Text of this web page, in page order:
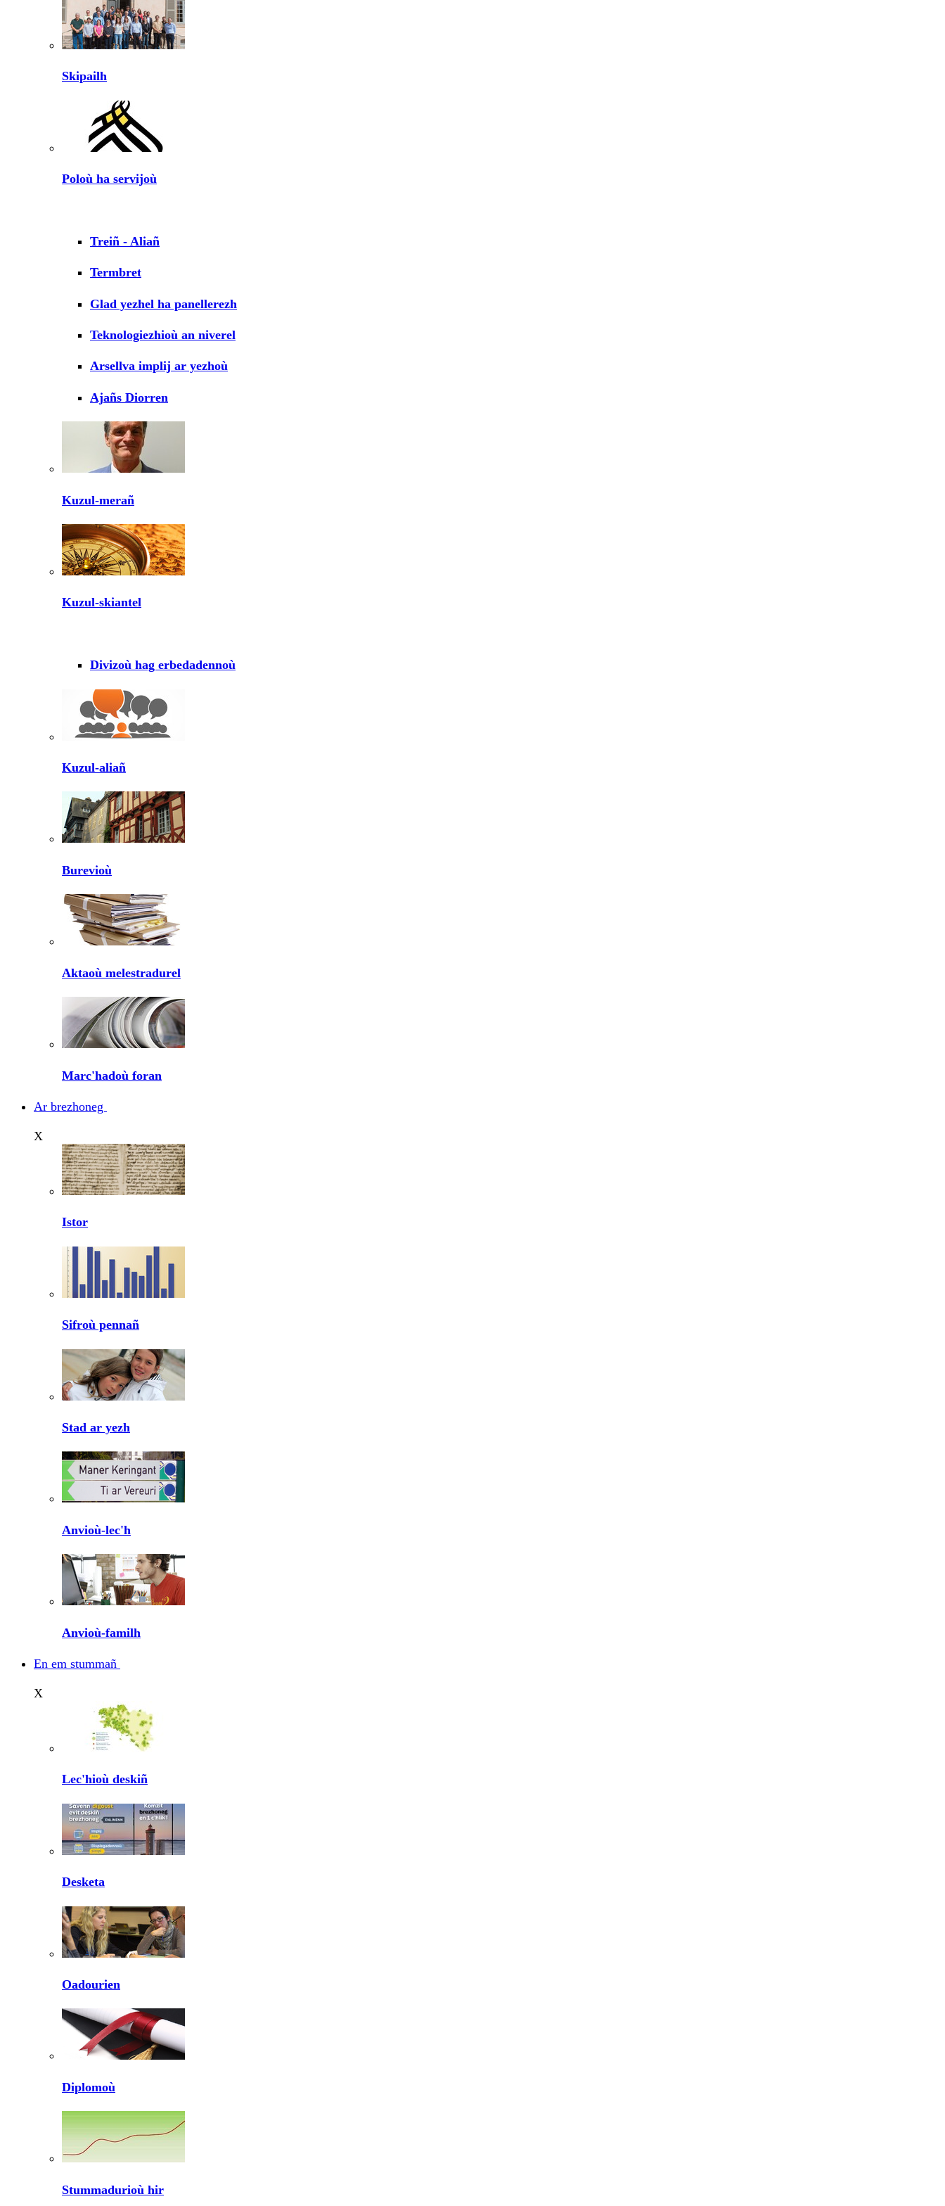
Skipailh
Poloù ha servijoù
Treiñ - Aliañ
Termbret
Glad yezhel ha panellerezh
Teknologiezhioù an niverel
Arsellva implij ar yezhoù
Ajañs Diorren
Kuzul-merañ
Kuzul-skiantel
Divizoù hag erbedadennoù
Kuzul-aliañ
Burevioù
Aktaoù melestradurel
Marc'hadoù foran
Ar brezhoneg
X
Istor
Sifroù pennañ
Stad ar yezh
Anvioù-lec'h
Anvioù-familh
En em stummañ
X
Lec'hioù deskiñ
Desketa
Oadourien
Diplomoù
Stummadurioù hir